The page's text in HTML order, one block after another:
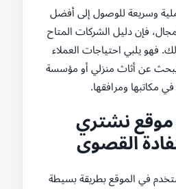
وسريعة للوصول إلى أفضل
فإن دليل الشركات المتاح
فهو يلبي احتياجات العملاء
عن أثاث منزلي أو مؤسسة
مكاتبها ومرافقها.
موقع نشتري
القصوى
في الموقع بطريقة بسيطة